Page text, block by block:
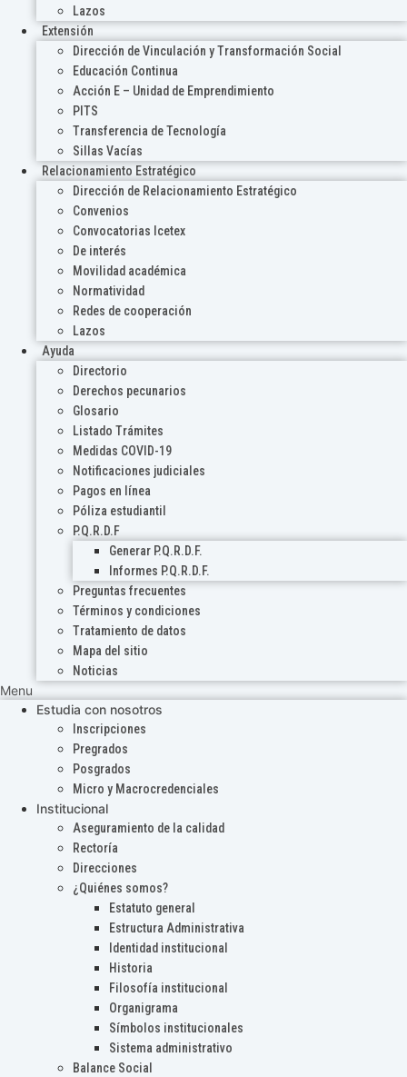
Lazos
Extensión
Dirección de Vinculación y Transformación Social
Educación Continua
Acción E – Unidad de Emprendimiento
PITS
Transferencia de Tecnología
Sillas Vacías
Relacionamiento Estratégico
Dirección de Relacionamiento Estratégico
Convenios
Convocatorias Icetex
De interés
Movilidad académica
Normatividad
Redes de cooperación
Lazos
Ayuda
Directorio
Derechos pecunarios
Glosario
Listado Trámites
Medidas COVID-19
Notificaciones judiciales
Pagos en línea
Póliza estudiantil
P.Q.R.D.F
Generar P.Q.R.D.F.
Informes P.Q.R.D.F.
Preguntas frecuentes
Términos y condiciones
Tratamiento de datos
Mapa del sitio
Noticias
Menu
Estudia con nosotros
Inscripciones
Pregrados
Posgrados
Micro y Macrocredenciales
Institucional
Aseguramiento de la calidad
Rectoría
Direcciones
¿Quiénes somos?
Estatuto general
Estructura Administrativa
Identidad institucional
Historia
Filosofía institucional
Organigrama
Símbolos institucionales
Sistema administrativo
Balance Social